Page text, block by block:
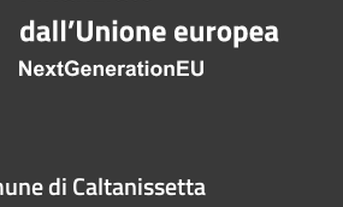
di Caltanissetta